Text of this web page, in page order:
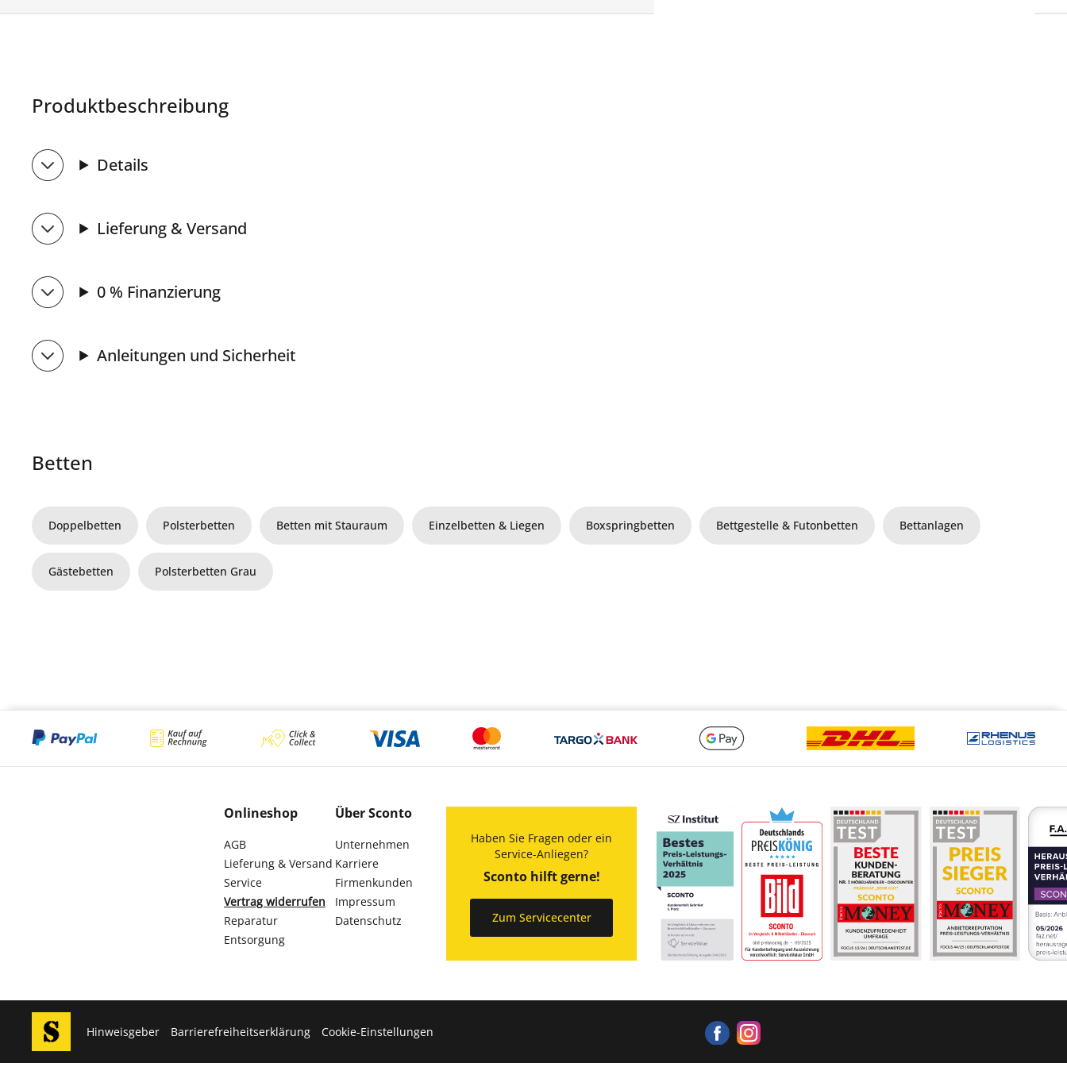
Produktbeschreibung
Details
Lieferung & Versand
0 % Finanzierung
Anleitungen und Sicherheit
Betten
Doppelbetten Polsterbetten Betten mit Stauraum Einzelbetten & Liegen Boxspringbetten Bettgestelle & Futonbetten Bettanlagen
Gästebetten Polsterbetten Grau
Onlineshop
AGB
Lieferung & Versand
Service
Vertrag widerrufen
Reparatur
Entsorgung
Über Sconto
Unternehmen
Karriere
Firmenkunden
Impressum
Datenschutz
Haben Sie Fragen oder ein
Service-Anliegen?
Sconto hilft gerne!
Zum Servicecenter
Hinweisgeber Barrierefreiheitserklärung Cookie-Einstellungen